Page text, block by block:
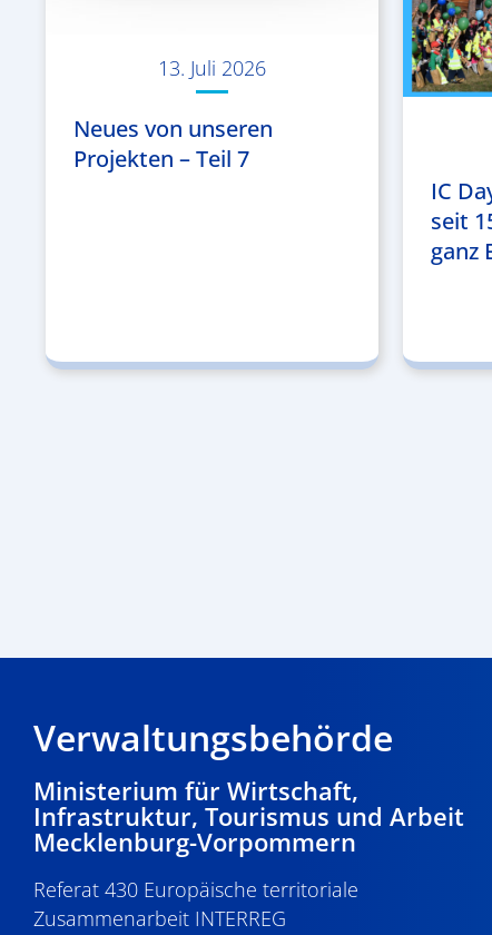
13. Juli 2026
Neues von unseren
Projekten – Teil 7
IC
seit
ganz
Verwaltungsbehörde
Ministerium für Wirtschaft,
Infrastruktur, Tourismus und Arbeit
Mecklenburg-Vorpommern
Referat 430 Europäische territoriale
Zusammenarbeit INTERREG